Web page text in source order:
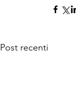
Post recenti